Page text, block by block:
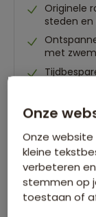
Originele
steden
met
02 sep. 21
Bekijk alle
16 dagen
Onze
Onze website
kleine
verbeteren
stemmen op
toestaan of